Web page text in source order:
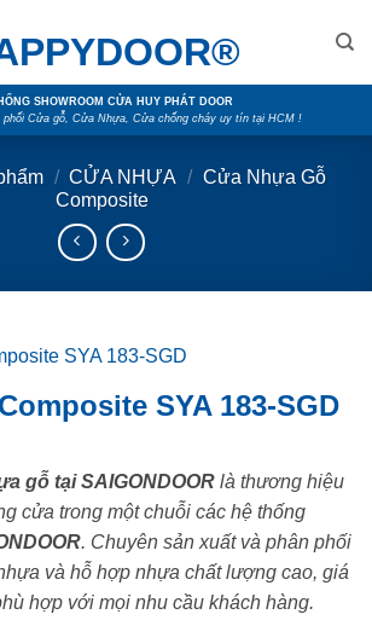
SHOWROOM CỬA HUY PHÁT DOOR
phối Cửa gỗ, Cửa Nhựa, Cửa chống cháy uy tín tại HCM !
/ CỬA NHỰA / Cửa Nhựa Gỗ
Composite
SYA 183-SGD
gỗ tại SAIGONDOOR là thương hiệu
cửa trong một chuỗi các hệ thống
. Chuyên sản xuất và phân phối
và hỗ hợp nhựa chất lượng cao, giá
hợp với mọi nhu cầu khách hàng.